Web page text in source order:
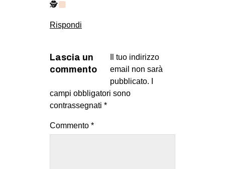
🕵
Rispondi
Lascia un
commento
Il tuo indirizzo
email non sarà
pubblicato.
campi obbligatori sono
contrassegnati *
Commento *